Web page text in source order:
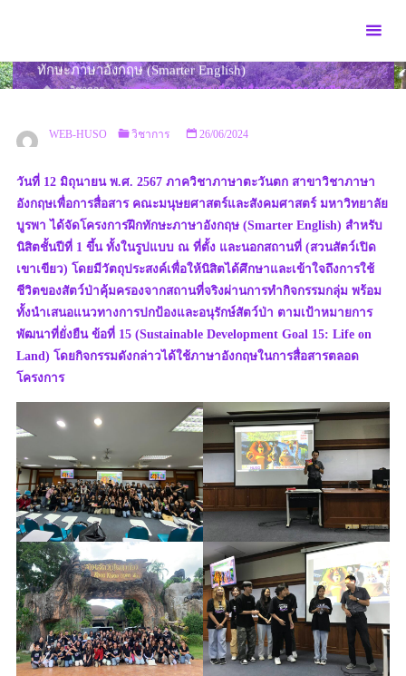
ทักษะภาษาอังกฤษ (Smarter English)
HOMEวิชาการ
สาขาวิชาภาษาอังกฤษเพื่อการสื่อสาร จัดโครงการฝึก
WEB-HUSO วิชาการ 26/06/2024
วันที่ 12 มิถุนายน พ.ศ. 2567 ภาควิชาภาษาตะวันตก สาขาวิชาภาษา
อังกฤษเพื่อการสื่อสาร คณะมนุษยศาสตร์และสังคมศาสตร์ มหาวิทยาลัย
บูรพา ได้จัดโครงการฝึกทักษะภาษาอังกฤษ (Smarter English) สำหรับ
นิสิตชั้นปีที่ 1 ขึ้น ทั้งในรูปแบบ ณ ที่ตั้ง และนอกสถานที่ (สวนสัตว์เปิด
เขาเขียว) โดยมีวัตถุประสงค์เพื่อให้นิสิตได้ศึกษาและเข้าใจถึงการใช้
ชีวิตของสัตว์ป่าคุ้มครองจากสถานที่จริงผ่านการทำกิจกรรมกลุ่ม พร้อม
ทั้งนำเสนอแนวทางการปกป้องและอนุรักษ์สัตว์ป่า ตามเป้าหมายการ
พัฒนาที่ยั่งยืน ข้อที่ 15 (Sustainable Development Goal 15: Life on
Land) โดยกิจกรรมดังกล่าวได้ใช้ภาษาอังกฤษในการสื่อสารตลอด
โครงการ